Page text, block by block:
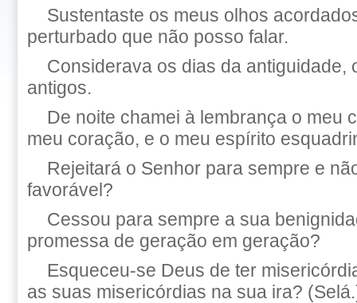
Sustentaste os meus olhos
perturbado que não posso falar.
Considerava os dias da antiguidade,
antigos.
De noite chamei à lembrança o meu
meu coração, e o meu espírito
Rejeitará o Senhor para sempre e
favorável?
Cessou para sempre a sua
promessa de geração em geração?
Esqueceu-se Deus de ter
as suas misericórdias na sua ira?